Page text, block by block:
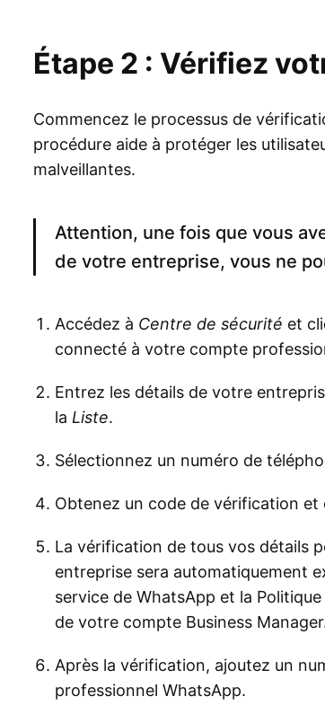
Étape 2 : Vérifiez
Commencez le processus de
procédure aide à protéger les
malveillantes.
Attention, une fois que vous
de votre entreprise, vous ne
Accédez à Centre de sécurité et
connecté à votre compte
Entrez les détails de votre
la Liste.
Sélectionnez un numéro de
Obtenez un code de vérification et
La vérification de tous vos détails
entreprise sera automatiquement
service de WhatsApp et la
de votre compte Business
Après la vérification, ajoutez un
professionnel WhatsApp.